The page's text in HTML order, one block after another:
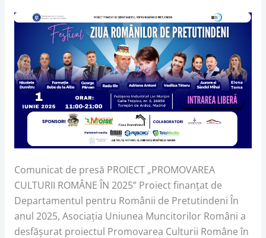
Comunicat de presă PROIECT „PROMOVAREA
CULTURII ROMÂNE ÎN 2025” Proiect finanțat de
Departamentul pentru Românii de Pretutindeni În
anul 2025, Asociația Uniunea Muncitorilor Români a
desfășurat proiectul Promovarea Culturii Române în